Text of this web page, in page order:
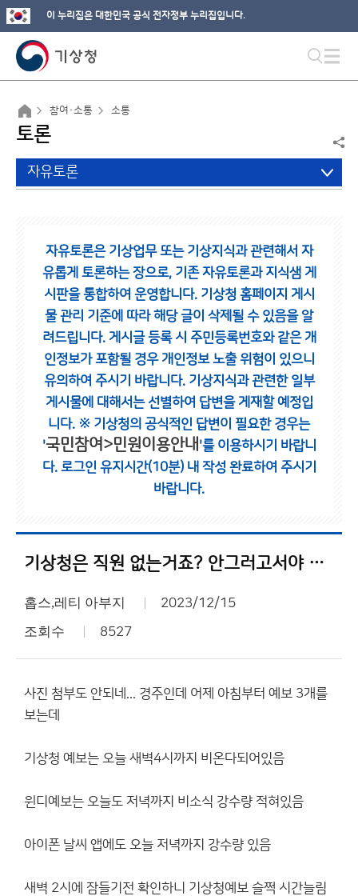
이 누리집은 대한민국 공식 전자정부 누리집입니다.
참여·소통 소통
토론
자유토론
자유토론은 기상업무 또는 기상지식과 관련해서 자
유롭게 토론하는 장으로, 기존 자유토론과 지식샘 게
시판을 통합하여 운영합니다. 기상청 홈페이지 게시
물 관리 기준에 따라 해당 글이 삭제될 수 있음을 알
려드립니다. 게시글 등록 시 주민등록번호와 같은 개
인정보가 포함될 경우 개인정보 노출 위험이 있으니
유의하여 주시기 바랍니다. 기상지식과 관련한 일부
게시물에 대해서는 선별하여 답변을 게재할 예정입
니다. ※ 기상청의 공식적인 답변이 필요한 경우는
'국민참여>민원이용안내 '를 이용하시기 바랍니
다. 로그인 유지시간(10분) 내 작성 완료하여 주시기
바랍니다.
기상청은 직원 없는거죠? 안그러고서야 이렇게 예보가 안맞아요?
홉스,레티 아부지 2023/12/15
조회수 8527
사진 첨부도 안되네... 경주인데 어제 아침부터 예보 3개를
보는데
기상청 예보는 오늘 새벽4시까지 비온다되어있음
윈디예보는 오늘도 저녁까지 비소식 강수량 적혀있음
아이폰 날씨 앱에도 오늘 저녁까지 강수량 있음
새벽 2시에 잠들기전 확인하니 기상청예보 슬쩍 시간늘림